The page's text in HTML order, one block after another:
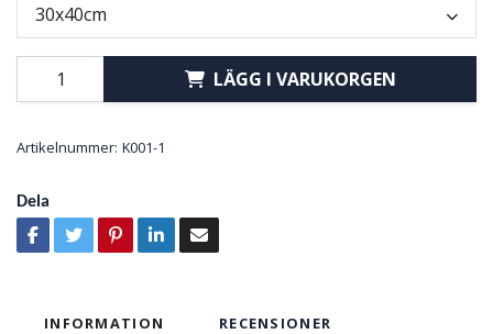
30x40cm
LÄGG I VARUKORGEN
Artikelnummer: K001-1
Dela
INFORMATION RECENSIONER